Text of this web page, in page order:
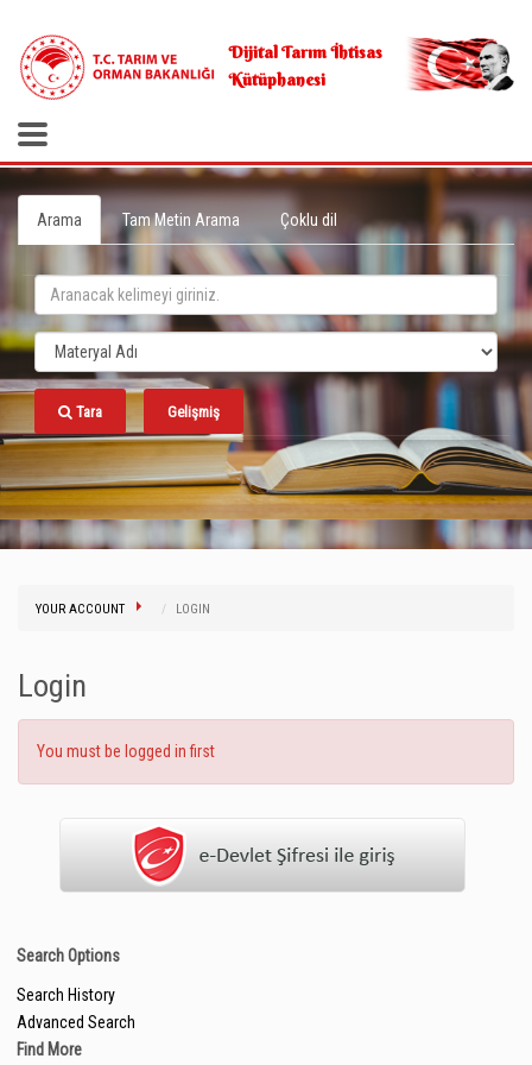
Dijital Tarım İhtisas
Kütüphanesi
Arama Tam Metin Arama Çoklu dil
Tara Gelişmiş
YOUR ACCOUNT LOGIN
Login
You must be logged in first
Search Options
Search History
Advanced Search
Find More